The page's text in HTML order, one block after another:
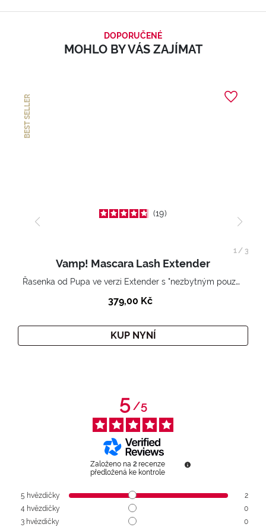
DOPORUČENÉ
MOHLO BY VÁS ZAJÍMAT
BEST SELLER
19
Vamp! Mascara Lash Extender
Řasenka od Pupa ve verzi Extender s "nezbytným pouzdrem".
379,00 Kč
KUP NYNÍ
1/ 3
5/5
Založeno na 2 recenze
předložená ke kontrole
5 hvězdičky
2
4 hvězdičky
0
3 hvězdičky
0